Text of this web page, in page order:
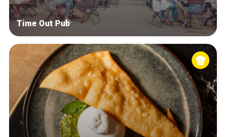
Time Out Pub